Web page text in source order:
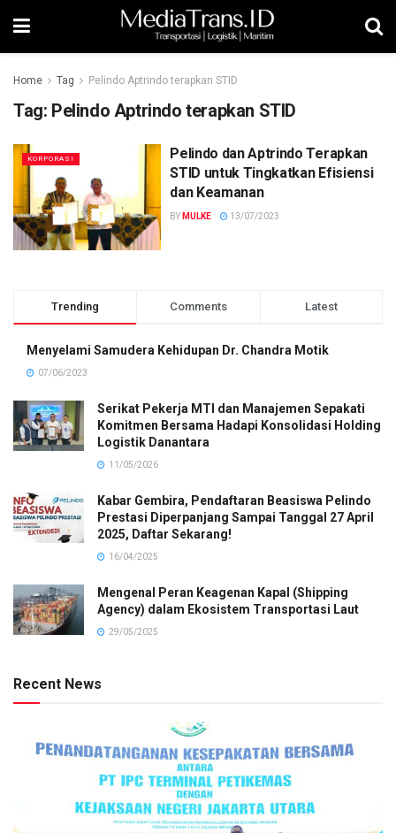
Home Tag Pelindo Aptrindo terapkan STID
Tag: Pelindo Aptrindo terapkan STID
KORPORASI
Pelindo dan Aptrindo Terapkan
STID untuk Tingkatkan Efisiensi
dan Keamanan
BY MULKE 13/07/2023
Trending Comments Latest
Menyelami Samudera Kehidupan Dr. Chandra Motik
07/06/2023
Serikat Pekerja MTI dan Manajemen Sepakati
Komitmen Bersama Hadapi Konsolidasi Holding
Logistik Danantara
11/05/2026
Kabar Gembira, Pendaftaran Beasiswa Pelindo
Prestasi Diperpanjang Sampai Tanggal 27 April
2025, Daftar Sekarang!
16/04/2025
Mengenal Peran Keagenan Kapal (Shipping
Agency) dalam Ekosistem Transportasi Laut
29/05/2025
Recent News